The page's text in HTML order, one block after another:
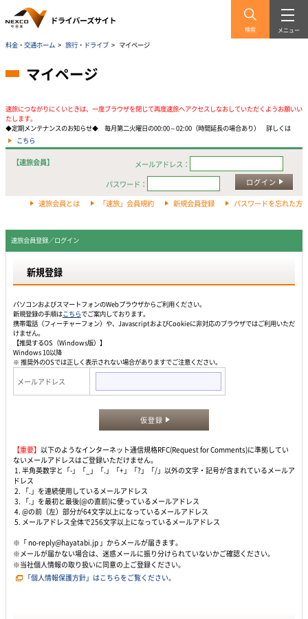
検索 メニュー
料金・交通ホーム > 旅行・ドライブ > マイページ
マイページ
速旅につながりにくいときは、一度ブラウザを閉じて再度速旅へアクセスしなおしていただくようお願いい
たします。
◆定期メンテナンスのお知らせ◆ 毎月第二火曜日の00:00～02:00（時間延長の場合あり） 詳しくは
こちら
【速旅会員】
メールアドレス：
パスワード：
ログイン
速旅会員とは 「速旅」会員規約 新規会員登録 パスワードを忘れた方
速旅会員登録／ログイン
新規登録
パソコンおよびスマートフォンのWebプラウザからご利用ください。
新規登録の手順はこちらでご案内しております。
携帯電話（フィーチャーフォン）や、JavascriptおよびCookieに非対応のブラウザではご利用いただ
けません。
【推奨するOS（Windows版）】
Windows 10以降
※ 推奨外のOSでは正しく表示されない場合がありますでご注意ください。
メールアドレス
仮登録
【重要】 以下のようなインターネット通信規格RFC(Request for Comments)に準拠してい
ないメールアドレスはご登録いただけません。
1. 半角英数字と「-」「_」「.」「+」「?」「/」以外の文字・記号が含まれているメールア
ドレス
2. 「.」を連続使用しているメールアドレス
3. 「.」を最初と最後(@の直前)に使っているメールアドレス
4. @の前（左）部分が64文字以上になっているメールアドレス
5. メールアドレス全体で256文字以上になっているメールアドレス
※「 no-reply@hayatabi.jp 」からメールが届きます。
※メールが届かない場合は、迷惑メールに振り分けられていないかご確認ください。
※当社個人情報の取り扱いに同意の上ご登録ください。
「個人情報保護方針」はこちらをご覧ください。